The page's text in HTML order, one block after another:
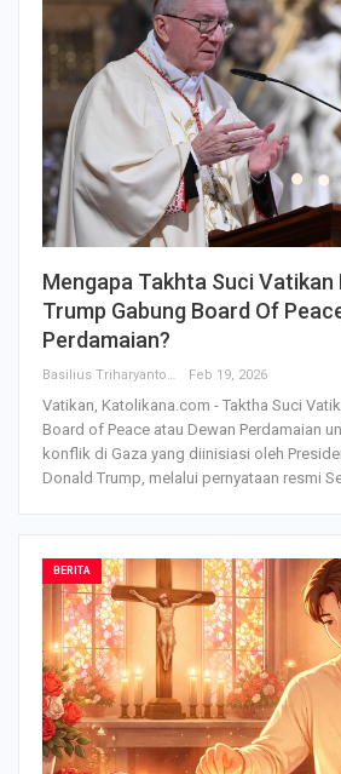
Mengapa Takhta Suci Vatikan
Trump Gabung Board Of
Perdamaian?
Basilius Triharyanto Feb 19, 2026
Vatikan, Katolikana.com - Taktha Suci
Board of Peace atau Dewan Perdamaian
konflik di Gaza yang diinisiasi oleh
Donald Trump, melalui pernyataan resmi
BERITA